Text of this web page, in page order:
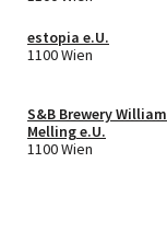
estopia e.U.
1100 Wien
S&B Brewery William
Melling e.U.
1100 Wien